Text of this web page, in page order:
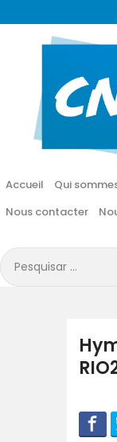
Accueil Qui
Nous contacter
Pesquisar
por: